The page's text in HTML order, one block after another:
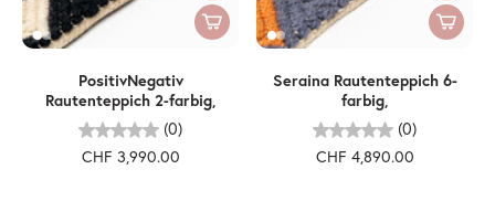
PositivNegativ
Rautenteppich 2-farbig,
(0)
CHF 3,990.00
Seraina Rautenteppich 6-
farbig,
(0)
CHF 4,890.00